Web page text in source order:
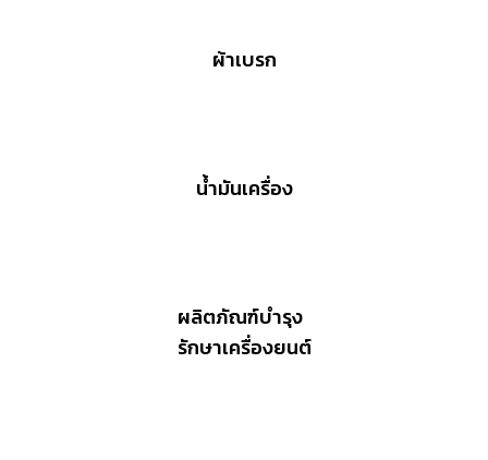
ผ้าเบรก
น้ำมันเครื่อง
ผลิตภัณฑ์บำรุง
รักษาเครื่องยนต์